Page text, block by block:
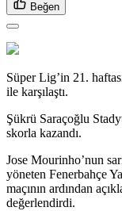
Beğen
Süper Lig’in 21.
ile karşılaştı.
Şükrü Saraçoğlu
skorla kazandı.
Jose Mourinho’nun
yöneten Fenerbahçe
maçının ardından
değerlendirdi.